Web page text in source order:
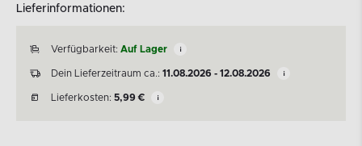
Lieferinformationen:
Verfügbarkeit: Auf Lager
Dein Lieferzeitraum ca.: 11.08.2026 - 12.08.2026
Lieferkosten: 5,99 €